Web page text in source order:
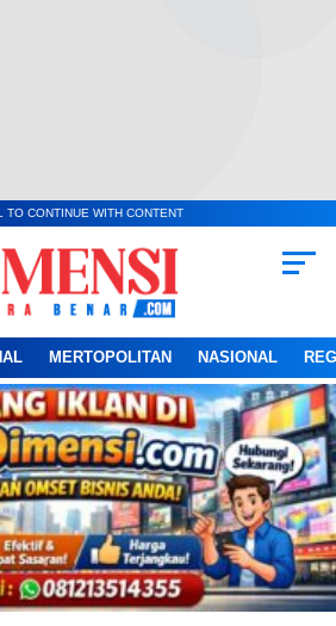
TO CONTINUE WITH CONTENT
MERTOPOLITAN NASIONAL